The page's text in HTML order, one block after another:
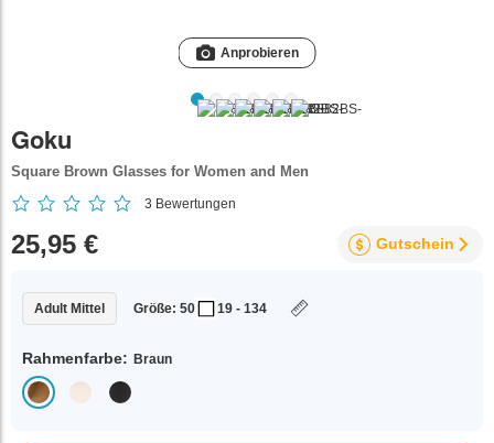
Anprobieren
Goku
Square Brown Glasses for Women and Men
3 Bewertungen
25,95 € Gutschein
Adult Mittel Größe: 50 19 - 134
Rahmenfarbe: Braun